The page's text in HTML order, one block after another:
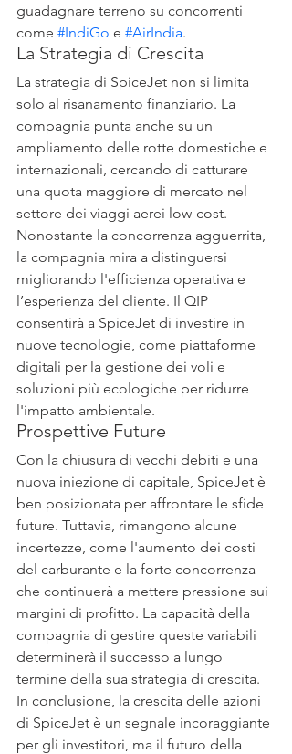
guadagnare terreno su concorrenti
come #IndiGo e #AirIndia.
La Strategia di Crescita
La strategia di SpiceJet non si limita
solo al risanamento finanziario. La
compagnia punta anche su un
ampliamento delle rotte domestiche e
internazionali, cercando di catturare
una quota maggiore di mercato nel
settore dei viaggi aerei low-cost.
Nonostante la concorrenza agguerrita,
la compagnia mira a distinguersi
migliorando l'efficienza operativa e
l’esperienza del cliente. Il QIP
consentirà a SpiceJet di investire in
nuove tecnologie, come piattaforme
digitali per la gestione dei voli e
soluzioni più ecologiche per ridurre
l'impatto ambientale.
Prospettive Future
Con la chiusura di vecchi debiti e una
nuova iniezione di capitale, SpiceJet è
ben posizionata per affrontare le sfide
future. Tuttavia, rimangono alcune
incertezze, come l'aumento dei costi
del carburante e la forte concorrenza
che continuerà a mettere pressione sui
margini di profitto. La capacità della
compagnia di gestire queste variabili
determinerà il successo a lungo
termine della sua strategia di crescita.
In conclusione, la crescita delle azioni
di SpiceJet è un segnale incoraggiante
per gli investitori, ma il futuro della